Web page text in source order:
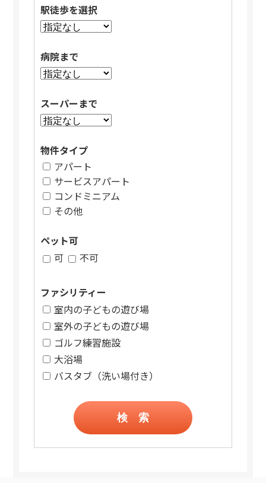
駅徒歩を選択
病院まで
スーパーまで
物件タイプ
アパート
サービスアパート
コンドミニアム
その他
ペット可
可
不可
ファシリティー
室内の子どもの遊び場
室外の子どもの遊び場
ゴルフ練習施設
大浴場
バスタブ（洗い場付き）
検 索